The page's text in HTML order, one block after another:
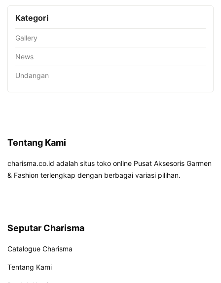
Kategori
Gallery
News
Undangan
Tentang Kami
charisma.co.id adalah situs toko online Pusat Aksesoris Garmen
& Fashion terlengkap dengan berbagai variasi pilihan.
Seputar Charisma
Catalogue Charisma
Tentang Kami